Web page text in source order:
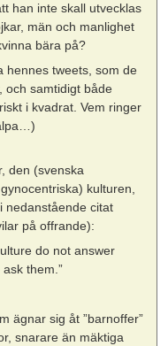
han inte skall utvecklas
män och manlighet
bära på?
hennes tweets, som de
och samtidigt både
i kvadrat. Vem ringer
den (svenska
kulturen,
nedanstående citat
på offrande):
do not answer
them.”
ägnar sig åt ”barnoffer”
snarare än mäktiga